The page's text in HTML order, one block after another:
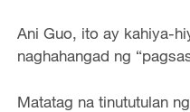
Ani Guo, ito ay kahiya-
naghahangad ng
Matatag na tinututulan